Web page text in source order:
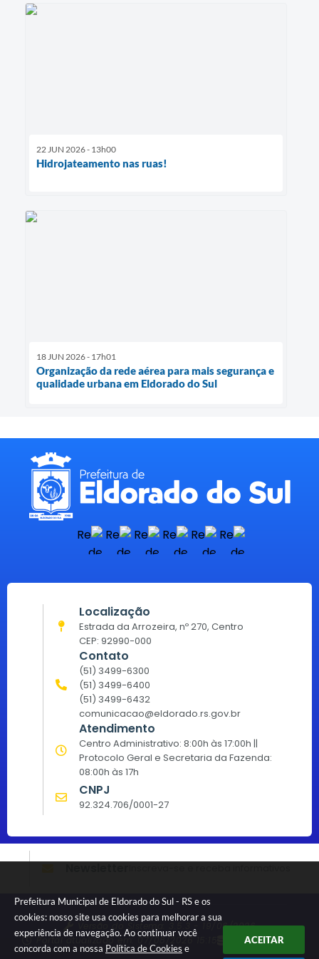
Prefeitura Municipal de Eldorado do Sul - RS e os
cookies: nosso site usa cookies para melhorar a sua
experiência de navegação. Ao continuar você
concorda com a nossa Política de Cookies e
ACEITAR
22 JUN 2026 - 13h00
Hidrojateamento nas ruas!
18 JUN 2026 - 17h01
Organização da rede aérea para mais segurança e
qualidade urbana em Eldorado do Sul
Localização
Estrada da Arrozeira, nº 270, Centro
CEP: 92990-000
Contato
(51) 3499-6300
(51) 3499-6400
(51) 3499-6432
comunicacao@eldorado.rs.gov.br
Atendimento
Centro Administrativo: 8:00h às 17:00h ||
Protocolo Geral e Secretaria da Fazenda:
08:00h às 17h
CNPJ
92.324.706/0001-27
Versão do Sistema:
3.5.3 - 19/06/2026
Portal atualizado em: 07/08/2026 15:15 Dados Abertos